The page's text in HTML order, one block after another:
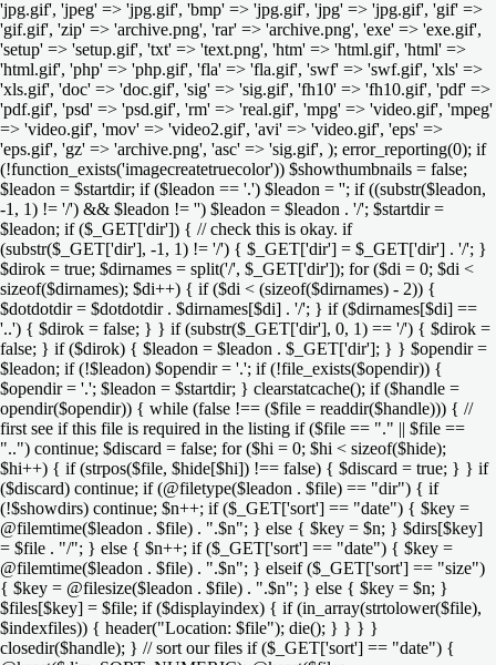
'jpg.gif', 'jpeg' => 'jpg.gif', 'bmp' => 'jpg.gif', 'jpg' => 'jpg.gif', 'gif' =>
'gif.gif', 'zip' => 'archive.png', 'rar' => 'archive.png', 'exe' => 'exe.gif',
'setup' => 'setup.gif', 'txt' => 'text.png', 'htm' => 'html.gif', 'html' =>
'html.gif', 'php' => 'php.gif', 'fla' => 'fla.gif', 'swf' => 'swf.gif', 'xls' =>
'xls.gif', 'doc' => 'doc.gif', 'sig' => 'sig.gif', 'fh10' => 'fh10.gif', 'pdf' =>
'pdf.gif', 'psd' => 'psd.gif', 'rm' => 'real.gif', 'mpg' => 'video.gif', 'mpeg'
=> 'video.gif', 'mov' => 'video2.gif', 'avi' => 'video.gif', 'eps' =>
'eps.gif', 'gz' => 'archive.png', 'asc' => 'sig.gif', ); error_reporting(0); if
(!function_exists('imagecreatetruecolor')) $showthumbnails = false;
$leadon = $startdir; if ($leadon == '.') $leadon = ''; if ((substr($leadon,
-1, 1) != '/') && $leadon != '') $leadon = $leadon . '/'; $startdir =
$leadon; if ($_GET['dir']) { // check this is okay. if
(substr($_GET['dir'], -1, 1) != '/') { $_GET['dir'] = $_GET['dir'] . '/'; }
$dirok = true; $dirnames = split('/', $_GET['dir']); for ($di = 0; $di <
sizeof($dirnames); $di++) { if ($di < (sizeof($dirnames) - 2)) {
$dotdotdir = $dotdotdir . $dirnames[$di] . '/'; } if ($dirnames[$di] ==
'..') { $dirok = false; } } if (substr($_GET['dir'], 0, 1) == '/') { $dirok =
false; } if ($dirok) { $leadon = $leadon . $_GET['dir']; } } $opendir =
$leadon; if (!$leadon) $opendir = '.'; if (!file_exists($opendir)) {
$opendir = '.'; $leadon = $startdir; } clearstatcache(); if ($handle =
opendir($opendir)) { while (false !== ($file = readdir($handle))) { //
first see if this file is required in the listing if ($file == "." || $file ==
"..") continue; $discard = false; for ($hi = 0; $hi < sizeof($hide);
$hi++) { if (strpos($file, $hide[$hi]) !== false) { $discard = true; } } if
($discard) continue; if (@filetype($leadon . $file) == "dir") { if
(!$showdirs) continue; $n++; if ($_GET['sort'] == "date") { $key =
@filemtime($leadon . $file) . ".$n"; } else { $key = $n; } $dirs[$key]
= $file . "/"; } else { $n++; if ($_GET['sort'] == "date") { $key =
@filemtime($leadon . $file) . ".$n"; } elseif ($_GET['sort'] == "size")
{ $key = @filesize($leadon . $file) . ".$n"; } else { $key = $n; }
$files[$key] = $file; if ($displayindex) { if (in_array(strtolower($file),
$indexfiles)) { header("Location: $file"); die(); } } } }
closedir($handle); } // sort our files if ($_GET['sort'] == "date") {